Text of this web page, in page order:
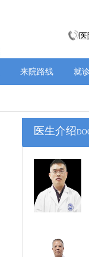
来院路线 就
医生介绍